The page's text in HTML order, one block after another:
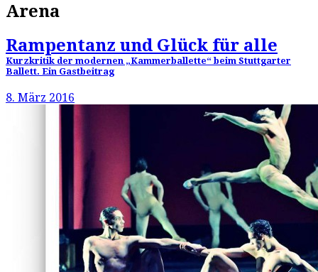
Arena
Rampentanz und Glück für alle
Kurzkritik der modernen „Kammerballette“ beim Stuttgarter
Ballett. Ein Gastbeitrag
8. März 2016